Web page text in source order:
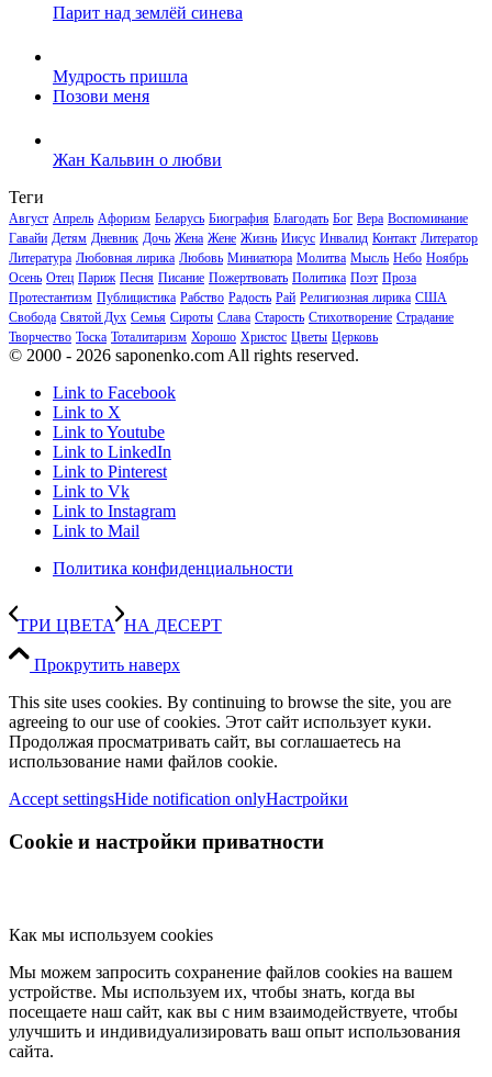
Парит над землёй синева
Мудрость пришла
Позови меня
Жан Кальвин о любви
Теги
Август Апрель Афоризм Беларусь Биография Благодать Бог Вера Воспоминание
Гавайи Детям Дневник Дочь Жена Жене Жизнь Иисус Инвалид Контакт Литератор
Литература Любовная лирика Любовь Миниатюра Молитва Мысль Небо Ноябрь
Осень Отец Париж Песня Писание Пожертвовать Политика Поэт Проза
Протестантизм Публицистика Рабство Радость Рай Религиозная лирика США
Свобода Святой Дух Семья Сироты Слава Старость Стихотворение Страдание
Творчество Тоска Тоталитаризм Хорошо Христос Цветы Церковь
© 2000 - 2026 saponenko.com All rights reserved.
Link to Facebook
Link to X
Link to Youtube
Link to LinkedIn
Link to Pinterest
Link to Vk
Link to Instagram
Link to Mail
Политика конфиденциальности
ТРИ ЦВЕТА НА ДЕСЕРТ
Прокрутить наверх
This site uses cookies. By continuing to browse the site, you are
agreeing to our use of cookies. Этот сайт использует куки.
Продолжая просматривать сайт, вы соглашаетесь на
использование нами файлов cookie.
Accept settingsHide notification onlyНастройки
Cookie и настройки приватности
Как мы используем cookies
Мы можем запросить сохранение файлов cookies на вашем
устройстве. Мы используем их, чтобы знать, когда вы
посещаете наш сайт, как вы с ним взаимодействуете, чтобы
улучшить и индивидуализировать ваш опыт использования
сайта.